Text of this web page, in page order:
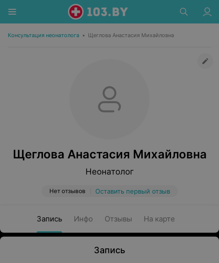
Консультация неонатолога • Щеглова Анастасия Михайловна
Щеглова Анастасия Михайловна
Неонатолог
Нет отзывов Оставить первый отзыв
Запись Инфо Отзывы На карте
Запись